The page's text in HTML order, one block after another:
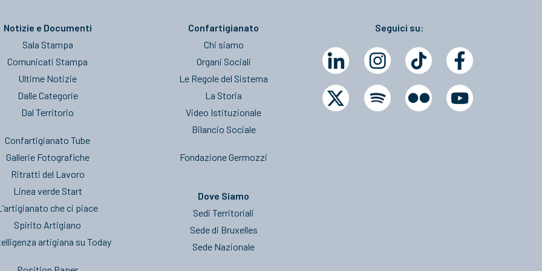
Notizie e Documenti
Sala Stampa
Comunicati Stampa
Ultime Notizie
Dalle Categorie
Dal Territorio
Confartigianato Tube
Gallerie Fotografiche
Ritratti del Lavoro
Linea verde Start
che ci piace
Spirito Artigiano
artigiana su Today
Confartigianato
Chi siamo
Organi Sociali
Le Regole del Sistema
La Storia
Video Istituzionale
Bilancio Sociale
Fondazione Germozzi
Dove Siamo
Sedi Territoriali
Sede di Bruxelles
Sede Nazionale
Seguici su: